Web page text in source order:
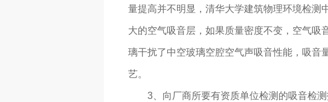
量提高并不明显，清华大学建筑物理环境检测
大的空气吸音层，如果质量密度不变，空气吸
璃干扰了中空玻璃空腔空气声吸音性能，吸音
艺。
3、向厂商所要有资质单位检测的吸音检